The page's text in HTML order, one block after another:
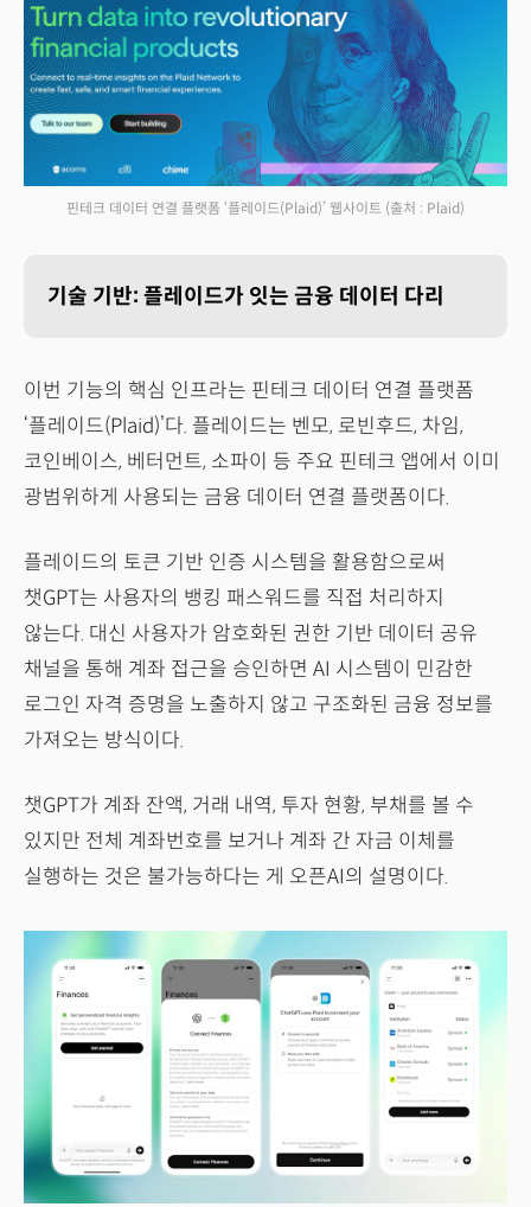
핀테크 데이터 연결 플랫폼 ‘플레이드(Plaid)’ 웹사이트 (출처 : Plaid)
기술 기반: 플레이드가 잇는 금융 데이터 다리
이번 기능의 핵심 인프라는 핀테크 데이터 연결 플랫폼
‘플레이드(Plaid)’다. 플레이드는 벤모, 로빈후드, 차임,
코인베이스, 베터먼트, 소파이 등 주요 핀테크 앱에서 이미
광범위하게 사용되는 금융 데이터 연결 플랫폼이다.
플레이드의 토큰 기반 인증 시스템을 활용함으로써
챗GPT는 사용자의 뱅킹 패스워드를 직접 처리하지
않는다. 대신 사용자가 암호화된 권한 기반 데이터 공유
채널을 통해 계좌 접근을 승인하면 AI 시스템이 민감한
로그인 자격 증명을 노출하지 않고 구조화된 금융 정보를
가져오는 방식이다.
챗GPT가 계좌 잔액, 거래 내역, 투자 현황, 부채를 볼 수
있지만 전체 계좌번호를 보거나 계좌 간 자금 이체를
실행하는 것은 불가능하다는 게 오픈AI의 설명이다.